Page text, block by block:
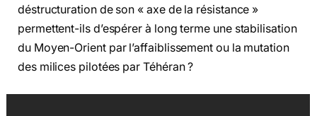
déstructuration de son « axe de la résistance »
permettent-ils d’espérer à long terme une stabilisation
du Moyen-Orient par l’affaiblissement ou la mutation
des milices pilotées par Téhéran ?